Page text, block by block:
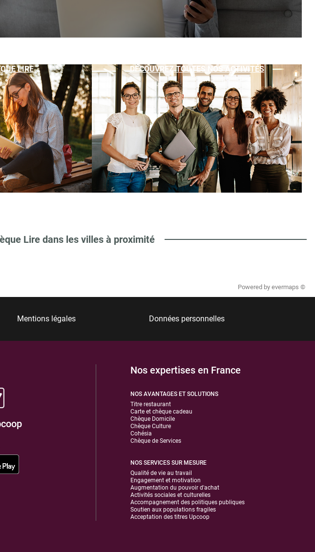
LIRE DÉCOUVREZ TOUTES NOS ACTIVITÉS
Lire dans les villes à proximité
Powered by evermaps ©
Mentions légales Données personnelles
Nos expertises en France
NOS AVANTAGES ET SOLUTIONS
Titre restaurant
Carte et chèque cadeau
Chèque Domicile
Chèque Culture
Cohésia
Chèque de Services
NOS SERVICES SUR MESURE
Qualité de vie au travail
Engagement et motivation
Augmentation du pouvoir d'achat
Activités sociales et culturelles
Accompagnement des politiques publiques
Soutien aux populations fragiles
Acceptation des titres Upcoop